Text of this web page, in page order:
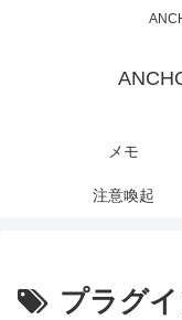
メモ
注意喚起
プラグ